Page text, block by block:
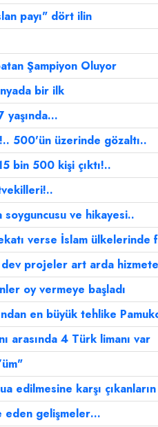
payı" dört ilin
Şampiyon Oluyor
bir ilk
yaşında...
500'ün üzerinde gözaltı..
bin 500 kişi çıktı!..
ve hikayesi..
verse İslam ülkelerinde
projeler art arda
oy vermeye başladı
en büyük tehlike
arasında 4 Türk limanı var
edilmesine karşı
eden gelişmeler…